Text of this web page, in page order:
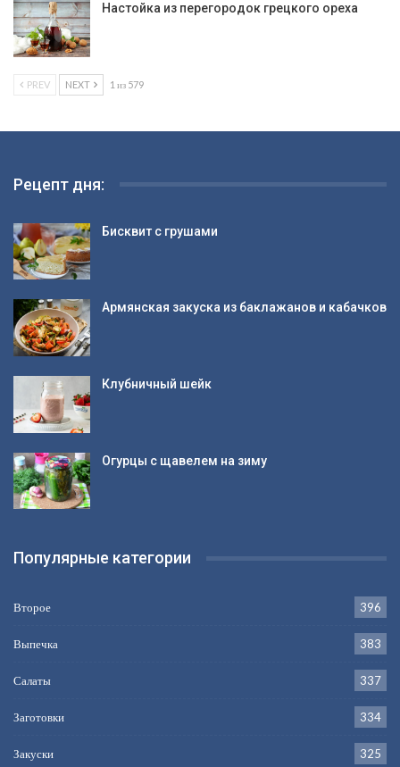
Настойка из перегородок грецкого ореха
PREV NEXT 1 из 579
Рецепт дня:
Бисквит с грушами
Армянская закуска из баклажанов и кабачков
Клубничный шейк
Огурцы с щавелем на зиму
Популярные категории
Второе 396
Выпечка 383
Салаты 337
Заготовки 334
Закуски 325